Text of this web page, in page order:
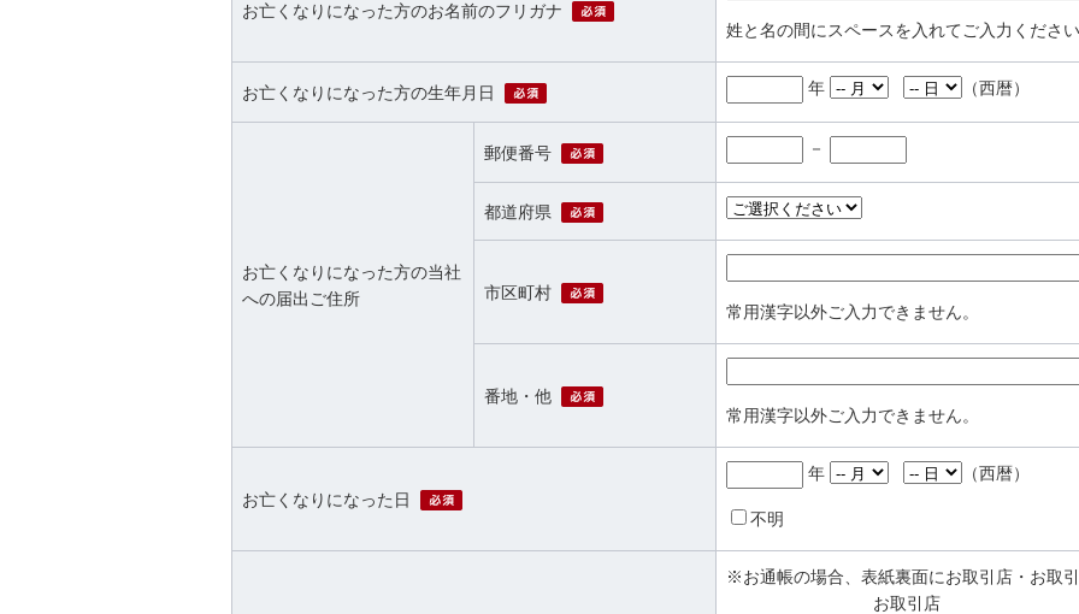
お亡くなりになった方のお名前のフリガナ
姓と名の間にスペースを入れてご入力くださ
お亡くなりになった方の生年月日 年 （西暦）
お亡くなりになった方の当社
への届出ご住所
郵便番号 －
都道府県
市区町村
常用漢字以外ご入力できません。
番地・他
常用漢字以外ご入力できません。
お亡くなりになった日
年 （西暦）
不明
※お通帳の場合、表紙裏面にお取引店・お取
お取引店